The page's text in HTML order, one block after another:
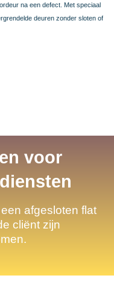
na een defect. Met speciaal
deuren zonder sloten of
voor
afgesloten flat
cliënt zijn